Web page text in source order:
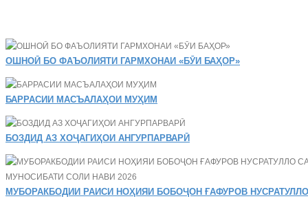
ОШНОӢ БО ФАЪОЛИЯТИ ГАРМХОНАИ «БӮИ БАҲОР»
БАРРАСИИ МАСЪАЛАҲОИ МУҲИМ
БОЗДИД АЗ ХОҶАГИҲОИ АНГУРПАРВАРӢ
МУБОРАКБОДИИ РАИСИ НОҲИЯИ БОБОҶОН ҒАФУРОВ